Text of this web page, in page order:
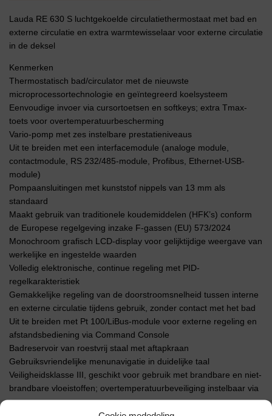
Lauda RE 630 S luchtgekoelde circulatiethermostaat met bad en
externe circulatie en extra warmtewisselaar voor externe circulatie
in de deksel
Kenmerken
Thermostatisch bad/circulator met de nieuwste
microprocessortechnologie en geïntegreerd koelsysteem
Eenvoudige invoer via cursortoetsen en softkeys; extra Tmax-
toets voor overtemperatuurbescherming
Vario-pomp met zes instelbare prestatieniveaus
Uit te breiden met een interfacemodule (analoge module,
contactmodule, RS 232/485-module, Profibus, Ethernet-USB-
module)
Pompaansluitingen met kunststof nippels van 13 mm als
standaard
Maakt gebruik van traditionele koudemiddelen (HFK’s) conform
de Europese regelgeving inzake F-gassen (EU) 573/2024
Monochroom grafisch LCD-display voor gelijktijdige weergave van
werkelijke en ingestelde waarden
Volledig elektronische, continue regeling met PID-
regelkarakteristiek
Gemakkelijke regeling van de doorstroomsnelheid tussen interne
en externe circulatie tijdens gebruik, zonder contact met het bad
Uit te breiden met Pt 100/LiBus-module voor externe regeling en
afstandsbediening via Command Console
Badreservoir van roestvrij staal met aftapkraan
Gebruiksvriendelijke menunavigatie in duidelijke taal
Veiligheidsklasse III, geschikt voor gebruik met brandbare en niet-
brandbare vloeistoffen; overtemperatuurbeveiliging instelbaar via
menu